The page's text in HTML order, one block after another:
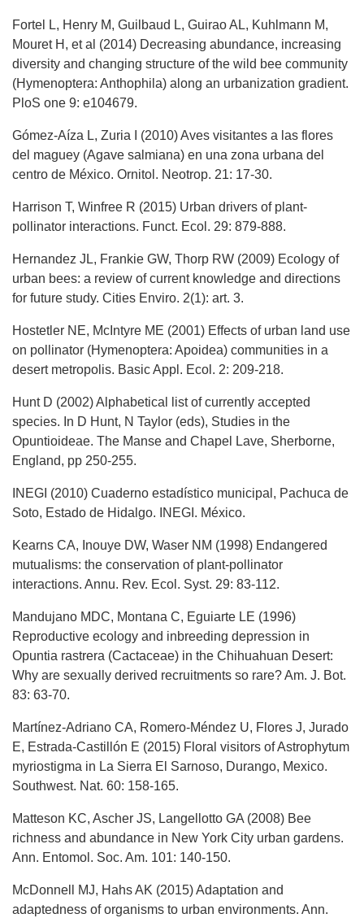
Fortel L, Henry M, Guilbaud L, Guirao AL, Kuhlmann M,
Mouret H, et al (2014) Decreasing abundance, increasing
diversity and changing structure of the wild bee community
(Hymenoptera: Anthophila) along an urbanization gradient.
PloS one 9: e104679.
Gómez-Aíza L, Zuria I (2010) Aves visitantes a las flores
del maguey (Agave salmiana) en una zona urbana del
centro de México. Ornitol. Neotrop. 21: 17-30.
Harrison T, Winfree R (2015) Urban drivers of plant-
pollinator interactions. Funct. Ecol. 29: 879-888.
Hernandez JL, Frankie GW, Thorp RW (2009) Ecology of
urban bees: a review of current knowledge and directions
for future study. Cities Enviro. 2(1): art. 3.
Hostetler NE, McIntyre ME (2001) Effects of urban land use
on pollinator (Hymenoptera: Apoidea) communities in a
desert metropolis. Basic Appl. Ecol. 2: 209-218.
Hunt D (2002) Alphabetical list of currently accepted
species. In D Hunt, N Taylor (eds), Studies in the
Opuntioideae. The Manse and Chapel Lave, Sherborne,
England, pp 250-255.
INEGI (2010) Cuaderno estadístico municipal, Pachuca de
Soto, Estado de Hidalgo. INEGI. México.
Kearns CA, Inouye DW, Waser NM (1998) Endangered
mutualisms: the conservation of plant-pollinator
interactions. Annu. Rev. Ecol. Syst. 29: 83-112.
Mandujano MDC, Montana C, Eguiarte LE (1996)
Reproductive ecology and inbreeding depression in
Opuntia rastrera (Cactaceae) in the Chihuahuan Desert:
Why are sexually derived recruitments so rare? Am. J. Bot.
83: 63-70.
Martínez-Adriano CA, Romero-Méndez U, Flores J, Jurado
E, Estrada-Castillón E (2015) Floral visitors of Astrophytum
myriostigma in La Sierra El Sarnoso, Durango, Mexico.
Southwest. Nat. 60: 158-165.
Matteson KC, Ascher JS, Langellotto GA (2008) Bee
richness and abundance in New York City urban gardens.
Ann. Entomol. Soc. Am. 101: 140-150.
McDonnell MJ, Hahs AK (2015) Adaptation and
adaptedness of organisms to urban environments. Ann.